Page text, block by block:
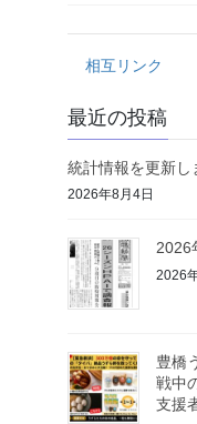
相互リンク
最近の投稿
統計情報を更新し
2026年8月4日
2026
2026
豊橋
戦中
支援